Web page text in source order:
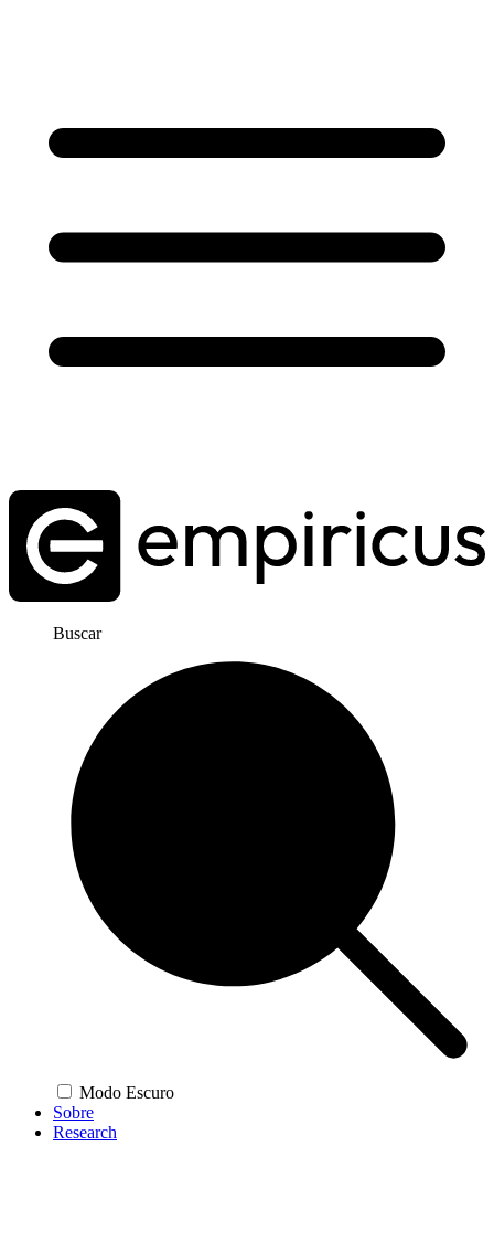
Buscar
Modo Escuro
Sobre
Research